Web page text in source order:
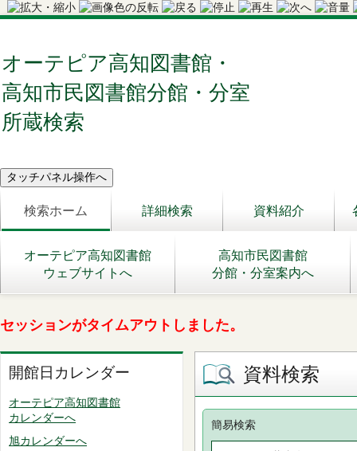
オーテピア高知図書館・
高知市民図書館分館・分室
所蔵検索
検索ホーム 詳細検索 資料紹介
オーテピア高知図書館
ウェブサイトへ
高知市民図書館
分館・分室案内へ
セッションがタイムアウトしました。
開館日カレンダー
オーテピア高知図書館
カレンダーへ
旭カレンダーへ
資料検索
簡易検索